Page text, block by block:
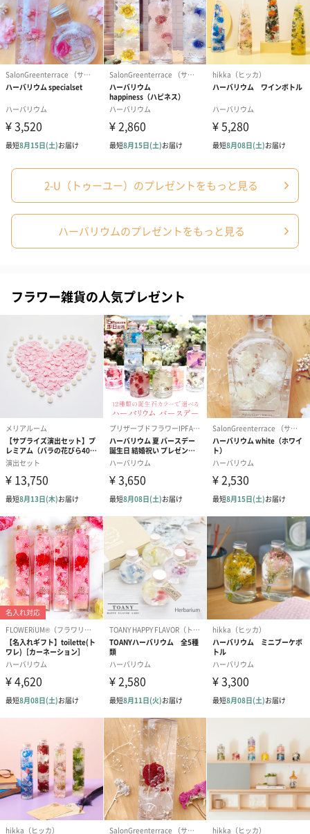
2-U（トゥーユー）のプレゼントをもっと見る
ハーバリウムのプレゼントをもっと見る
フラワー雑貨の人気プレゼント